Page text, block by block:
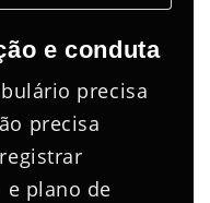
e conduta
precisa
precisa
plano de